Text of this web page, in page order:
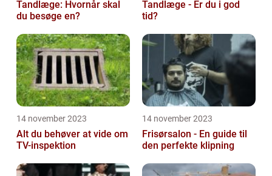
Tandlæge: Hvornår skal
du besøge en?
Tandlæge - Er du i god
tid?
14 november 2023
Alt du behøver at vide om
TV-inspektion
14 november 2023
Frisørsalon - En guide til
den perfekte klipning